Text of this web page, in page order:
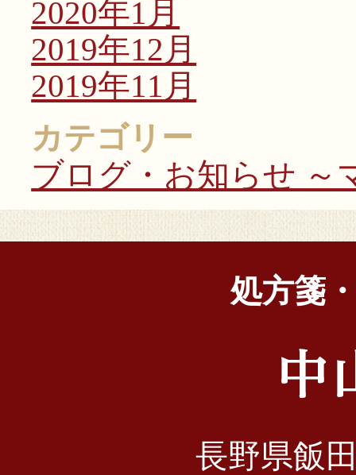
2020年1月
2019年12月
2019年11月
カテゴリー
ブログ・お知らせ ～
処方箋
長野県飯